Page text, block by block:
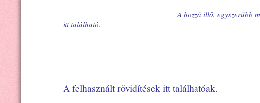
A hozzá illő, egyszerűbb
itt található.
A felhasznált rövidítések itt találhatóak.